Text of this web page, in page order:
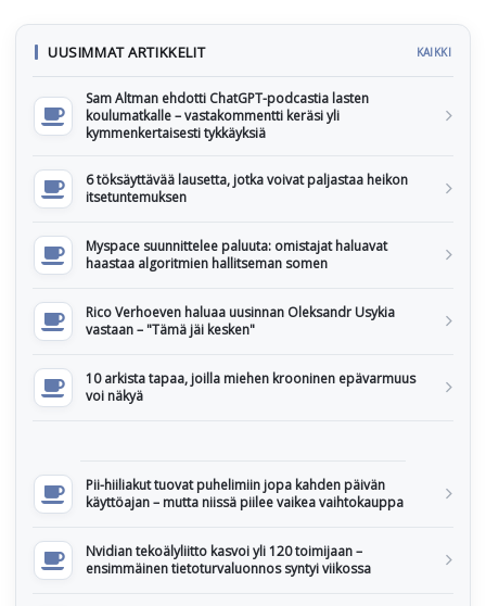
UUSIMMAT ARTIKKELIT KAIKKI
Sam Altman ehdotti ChatGPT-podcastia lasten
koulumatkalle – vastakommentti keräsi yli
kymmenkertaisesti tykkäyksiä
6 töksäyttävää lausetta, jotka voivat paljastaa heikon
itsetuntemuksen
Myspace suunnittelee paluuta: omistajat haluavat
haastaa algoritmien hallitseman somen
Rico Verhoeven haluaa uusinnan Oleksandr Usykia
vastaan – "Tämä jäi kesken"
10 arkista tapaa, joilla miehen krooninen epävarmuus
voi näkyä
Pii-hiiliakut tuovat puhelimiin jopa kahden päivän
käyttöajan – mutta niissä piilee vaikea vaihtokauppa
Nvidian tekoälyliitto kasvoi yli 120 toimijaan –
ensimmäinen tietoturvaluonnos syntyi viikossa